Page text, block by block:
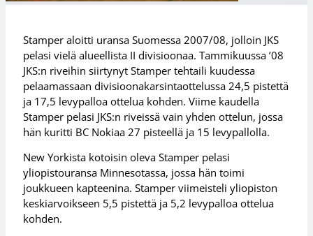
Stamper aloitti uransa Suomessa 2007/08, jolloin JKS
pelasi vielä alueellista II divisioonaa. Tammikuussa ’08
JKS:n riveihin siirtynyt Stamper tehtaili kuudessa
pelaamassaan divisioonakarsintaottelussa 24,5 pistettä
ja 17,5 levypalloa ottelua kohden. Viime kaudella
Stamper pelasi JKS:n riveissä vain yhden ottelun, jossa
hän kuritti BC Nokiaa 27 pisteellä ja 15 levypallolla.
New Yorkista kotoisin oleva Stamper pelasi
yliopistouransa Minnesotassa, jossa hän toimi
joukkueen kapteenina. Stamper viimeisteli yliopiston
keskiarvoikseen 5,5 pistettä ja 5,2 levypalloa ottelua
kohden.